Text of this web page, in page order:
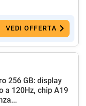
VEDI OFFERTA
256 GB: display
a 120Hz, chip A19